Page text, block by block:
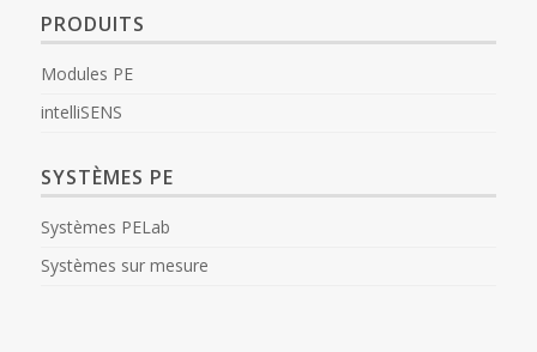
PRODUITS
Modules PE
intelliSENS
SYSTÈMES PE
Systèmes PELab
Systèmes sur mesure